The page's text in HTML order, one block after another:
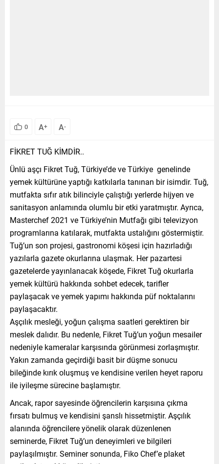
0 A+ A-
FİKRET TUĞ KİMDİR..
Ünlü aşçı Fikret Tuğ, Türkiye’de ve Türkiye genelinde
yemek kültürüne yaptığı katkılarla tanınan bir isimdir. Tuğ,
mutfakta sıfır atık bilinciyle çalıştığı yerlerde hijyen ve
sanitasyon anlamında olumlu bir etki yaratmıştır. Ayrıca,
Masterchef 2021 ve Türkiye’nin Mutfağı gibi televizyon
programlarına katılarak, mutfakta ustalığını göstermiştir.
Tuğ’un son projesi, gastronomi köşesi için hazırladığı
yazılarla gazete okurlarına ulaşmak. Her pazartesi
gazetelerde yayınlanacak köşede, Fikret Tuğ okurlarla
yemek kültürü hakkında sohbet edecek, tarifler
paylaşacak ve yemek yapımı hakkında püf noktalarını
paylaşacaktır.
Aşçılık mesleği, yoğun çalışma saatleri gerektiren bir
meslek dalıdır. Bu nedenle, Fikret Tuğ’un yoğun mesailer
nedeniyle kameralar karşısında görünmesi zorlaşmıştır.
Yakın zamanda geçirdiği basit bir düşme sonucu
bileğinde kırık oluşmuş ve kendisine verilen heyet raporu
ile iyileşme sürecine başlamıştır.
Ancak, rapor sayesinde öğrencilerin karşısına çıkma
fırsatı bulmuş ve kendisini şanslı hissetmiştir. Aşçılık
alanında öğrencilere yönelik olarak düzenlenen
seminerde, Fikret Tuğ’un deneyimleri ve bilgileri
paylaşılmıştır. Seminer sonunda, Fiko Chef’e plaket